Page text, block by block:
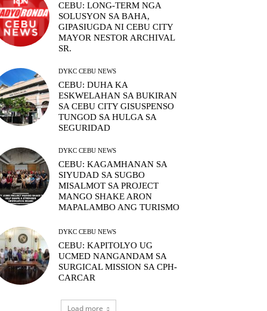
CEBU: LONG-TERM NGA
SOLUSYON SA BAHA,
GIPASIUGDA NI CEBU CITY
MAYOR NESTOR ARCHIVAL
SR.
DYKC CEBU NEWS
CEBU: DUHA KA
ESKWELAHAN SA BUKIRAN
SA CEBU CITY GISUSPENSO
TUNGOD SA HULGA SA
SEGURIDAD
DYKC CEBU NEWS
CEBU: KAGAMHANAN SA
SIYUDAD SA SUGBO
MISALMOT SA PROJECT
MANGO SHAKE ARON
MAPALAMBO ANG TURISMO
DYKC CEBU NEWS
CEBU: KAPITOLYO UG
UCMED NANGANDAM SA
SURGICAL MISSION SA CPH-
CARCAR
Load more